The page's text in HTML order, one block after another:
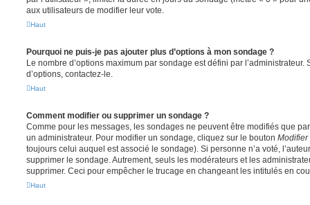
aux utilisateurs de modifier leur vote.
Haut
Pourquoi ne puis-je pas ajouter plus d’options à mon sondage ?
Le nombre d’options maximum par sondage est défini par
d’options, contactez-le.
Haut
Comment modifier ou supprimer un sondage ?
Comme pour les messages, les sondages ne peuvent être modifiés que
un administrateur. Pour modifier un sondage, cliquez sur le bouton Modifier
toujours celui auquel est associé le sondage). Si personne n’a voté,
supprimer le sondage. Autrement, seuls les modérateurs et les
supprimer. Ceci pour empêcher le trucage en changeant les intitulés en
Haut